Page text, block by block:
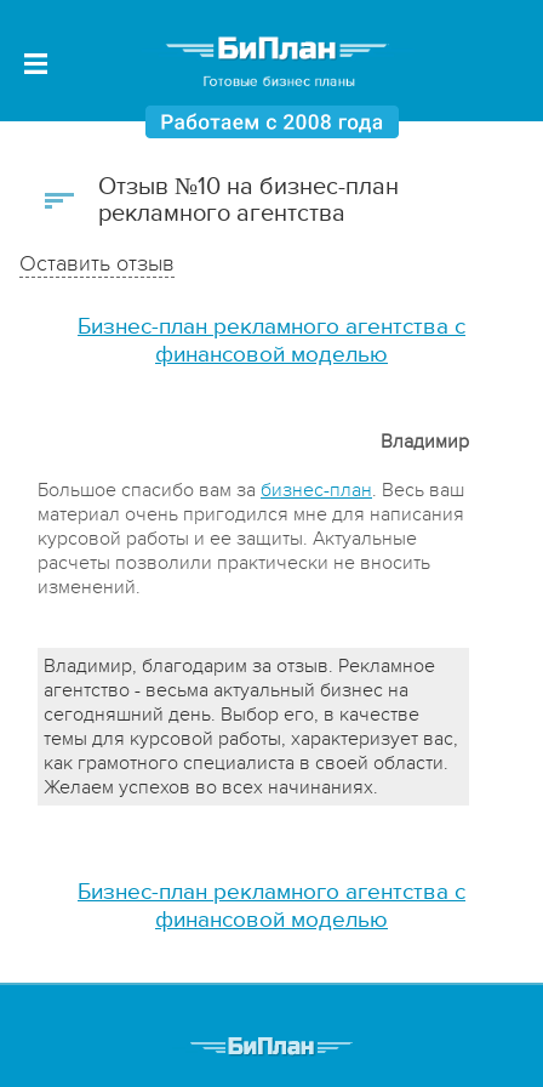
Отзыв №10 на бизнес-план
рекламного агентства
Оставить отзыв
Бизнес-план рекламного агентства с
финансовой моделью
Владимир
Большое спасибо вам за бизнес-план. Весь ваш
материал очень пригодился мне для написания
курсовой работы и ее защиты. Актуальные
расчеты позволили практически не вносить
изменений.
Владимир, благодарим за отзыв. Рекламное
агентство - весьма актуальный бизнес на
сегодняшний день. Выбор его, в качестве
темы для курсовой работы, характеризует вас,
как грамотного специалиста в своей области.
Желаем успехов во всех начинаниях.
Бизнес-план рекламного агентства с
финансовой моделью